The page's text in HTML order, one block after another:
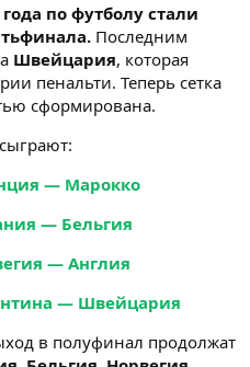
по футболу стали
Последним
Швейцария, которая
пенальти. Теперь сетка
сформирована.
— Марокко
— Бельгия
— Англия
— Швейцария
в полуфинал продолжат